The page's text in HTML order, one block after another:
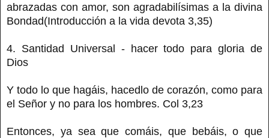
abrazadas con amor, son agradabilísimas a la divina
Bondad(Introducción a la vida devota 3,35)
4. Santidad Universal - hacer todo para gloria de
Dios
Y todo lo que hagáis, hacedlo de corazón, como para
el Señor y no para los hombres. Col 3,23
Entonces, ya sea que comáis, que bebáis, o que